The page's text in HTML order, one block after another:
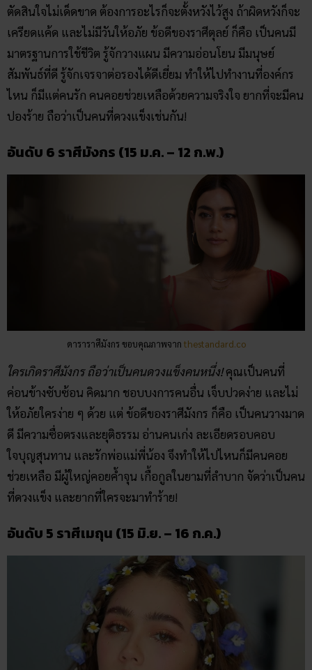
ตัดสินใจไม่เด็ดขาด ต้องการอะไรก็จะตั้งหวังไว้สูง ถ้าผิดหวังก็จะ
เครียดแค้ด และไม่มีวันให้อภัย ข้อดีของราศีตุลย์ ก็คือ เป็นคนมี
มาตรฐานการใช้ชีวิต รู้จักวางแผน มีความอ่อนโยน มีมนุษย์
สัมพันธ์ที่ดี รู้จักเจรจาต่อรองได้ดีเยี่ยม ทำให้ไปทำงานที่องค์กร
ไหน ก็มีแต่คนรัก คนคอยช่วยเหลือด้วยความจริงใจ ยากที่จะมีคน
ปองร้าย ถือว่าเป็นคนที่ดวงแข็งเช่นกัน!
อันดับ 6 ราศีมังกร (15 ม.ค. – 12 ก.พ.)
ดาราราศีมังกร ขอบคุณภาพจาก thestandard.co
ใครเกิดราศีมังกร ถือว่าเป็นคนดวงแข็งคนหนึ่ง!คุณเป็นคนที่
ค่อนข้างซับซ้อน คิดมาก ชอบบงการคนอื่น เจ็บปวดง่าย และไม่
ให้อภัยใครง่าย ๆ ด้วย แต่ ข้อดีของราศีมังกร ก็คือ เป็นคนวางมาด
ดี มีความซื่อตรงและยุติธรรม อ่านคนเก่ง ละเอียดรอบคอบ
ใจบุญสุนทาน และรักพ่อแม่พี่น้อง จึงทำให้ไปไหนก็มีคนคอย
ช่วยเหลือ มีผู้ใหญ่คอยค้ำจุน เกื้อกูลในยามที่ลำบาก จัดว่าเป็นคน
ที่ดวงแข็ง และยากที่ใครจะมาทำร้าย!
อันดับ 5 ราศีเมถุน (15 มิ.ย. – 16 ก.ค.)